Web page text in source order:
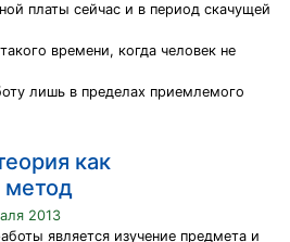
платы сейчас и в период скачущей
времени, когда человек не
лишь в пределах приемлемого
как
метод
2013
является изучение предмета и